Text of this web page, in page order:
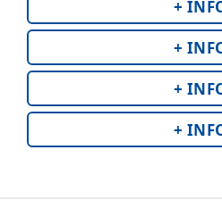
+
+
+
+